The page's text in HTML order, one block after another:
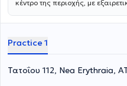
κέντρο της περιοχής, με
υπηρεσίες, την ουρολογία με
ένας πλήρης ιατρικός
Practice 1
Τατοΐου 112, Nea Erythraia,